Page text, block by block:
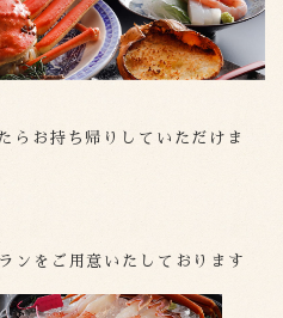
らお持ち帰りしていただけま
ンをご用意いたしております